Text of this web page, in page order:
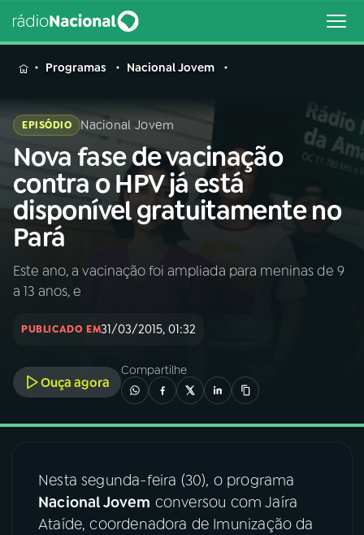
MENU
Buscar
na
Rádio
Nacional
Buscar
01INÍCIO
PROGRAMAÇÃO
05PODCASTS
Programas Nacional Jovem
EPISÓDIO Nacional Jovem
Nova fase de vacinação
contra o HPV já está
disponível gratuitamente no
Pará
Este ano, a vacinação foi ampliada para meninas de 9
a 13 anos, e
PUBLICADO EM31/03/2015, 01:32
Ouça agora
Compartilhe
Nesta segunda-feira (30), o programa
Nacional Jovem conversou com Jaíra
Ataíde, coordenadora de Imunização da